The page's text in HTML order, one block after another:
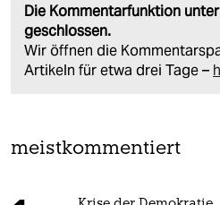
Die Kommentarfunktion
geschlossen.
Wir öffnen die
Artikeln für etwa drei Tage –
meistkommentiert